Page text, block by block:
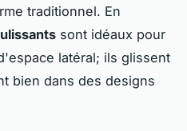
traditionnel. En
sont idéaux pour
latéral; ils glissent
bien dans des designs